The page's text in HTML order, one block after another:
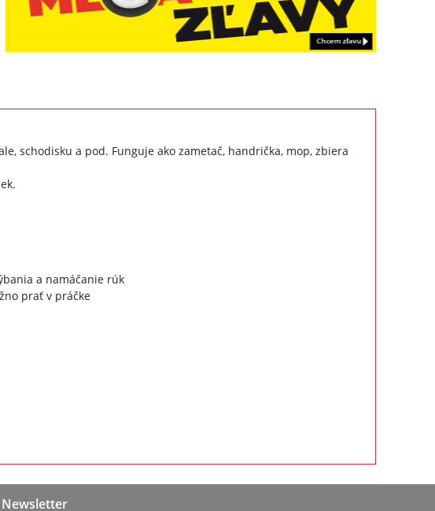
schodisku a pod. Funguje ako zametač, handrička, mop, zbiera
a namáčanie rúk
prať v práčke
Newsletter